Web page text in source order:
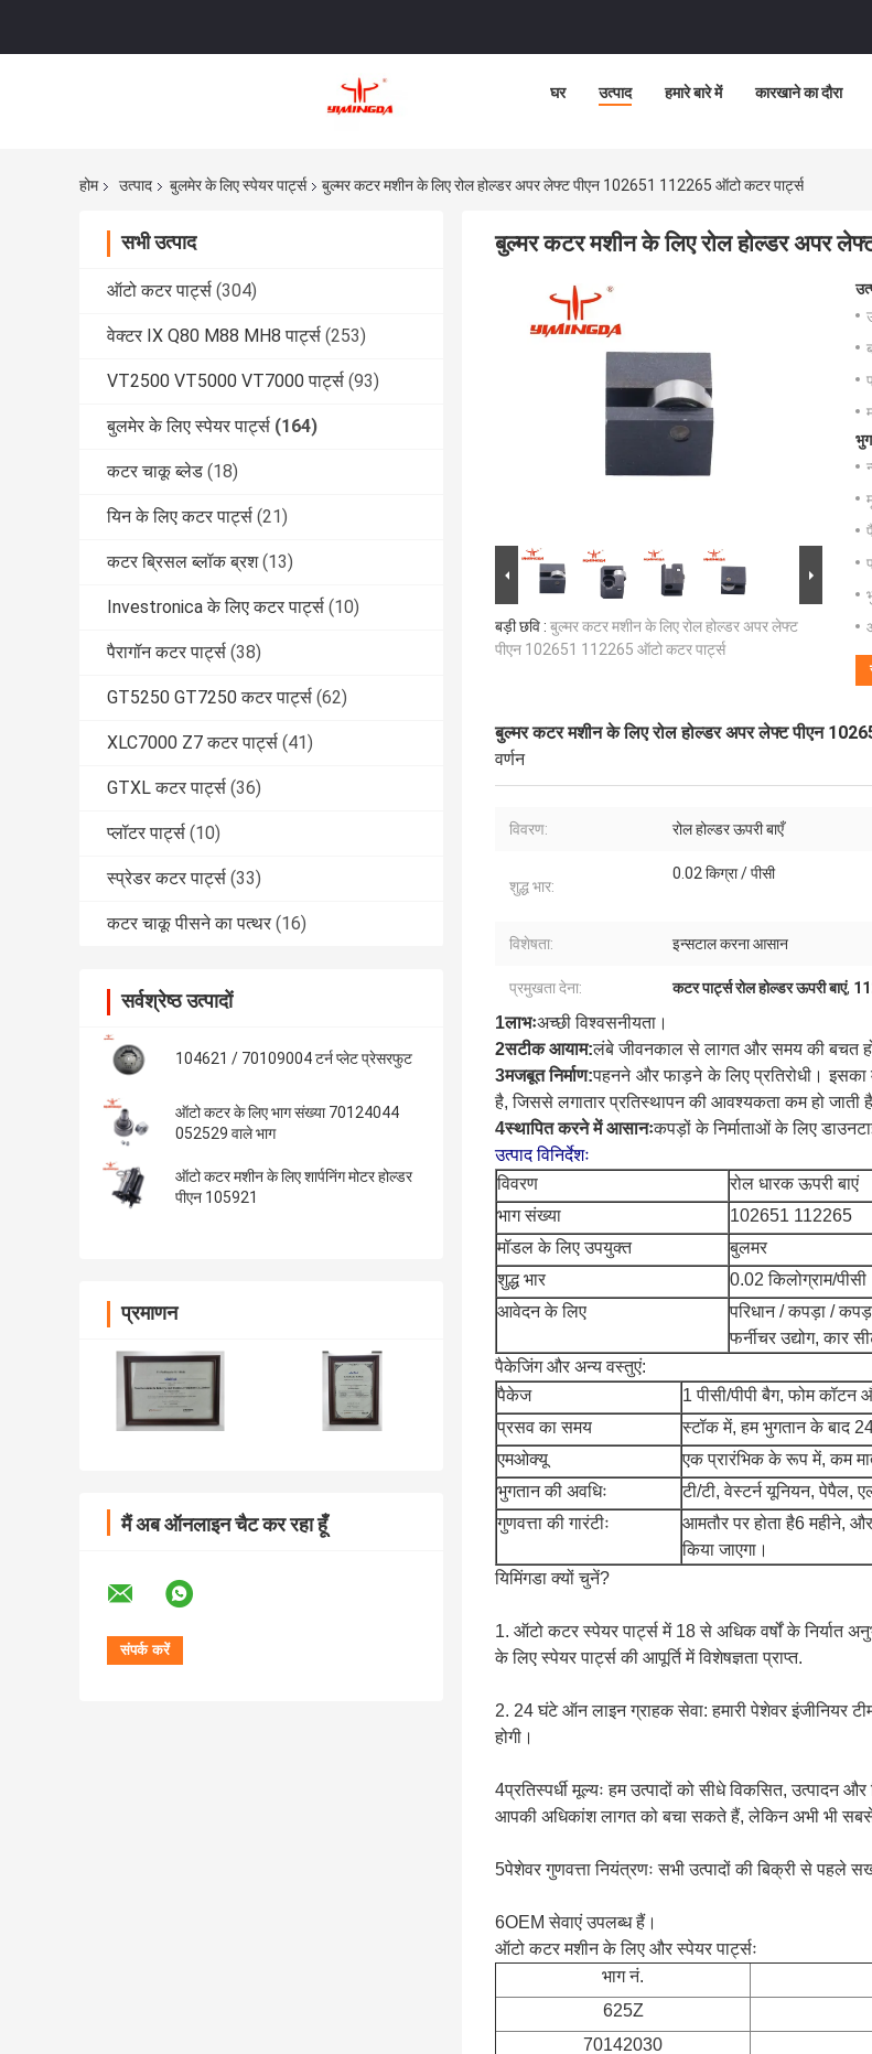
घर उत्पाद हमारे बारे में कारखाने का दौरा
होम उत्पाद बुलमेर के लिए स्पेयर पार्ट्स बुल्मर कटर मशीन के लिए रोल होल्डर अपर लेफ्ट पीएन 102651 112265 ऑटो कटर पार्ट्स
सभी उत्पाद
ऑटो कटर पार्ट्स (304)
वेक्टर IX Q80 M88 MH8 पार्ट्स (253)
VT2500 VT5000 VT7000 पार्ट्स (93)
बुलमेर के लिए स्पेयर पार्ट्स (164)
कटर चाकू ब्लेड (18)
यिन के लिए कटर पार्ट्स (21)
कटर ब्रिसल ब्लॉक ब्रश (13)
Investronica के लिए कटर पार्ट्स (10)
पैरागॉन कटर पार्ट्स (38)
GT5250 GT7250 कटर पार्ट्स (62)
XLC7000 Z7 कटर पार्ट्स (41)
GTXL कटर पार्ट्स (36)
प्लॉटर पार्ट्स (10)
स्प्रेडर कटर पार्ट्स (33)
कटर चाकू पीसने का पत्थर (16)
सर्वश्रेष्ठ उत्पादों
104621 / 70109004 टर्न प्लेट प्रेसरफुट
ऑटो कटर के लिए भाग संख्या 70124044
052529 वाले भाग
ऑटो कटर मशीन के लिए शार्पनिंग मोटर होल्डर
पीएन 105921
प्रमाणन
मैं अब ऑनलाइन चैट कर रहा हूँ
बुल्मर कटर मशीन के लिए रोल होल्डर अपर
बड़ी छवि : बुल्मर कटर मशीन के लिए रोल होल्डर अपर लेफ्ट
पीएन 102651 112265 ऑटो कटर पार्ट्स
बुल्मर कटर मशीन के लिए रोल होल्डर अपर लेफ्ट पीएन
वर्णन
विवरण: रोल होल्डर ऊपरी बाएँ
शुद्ध भार:
0.02 किग्रा / पीसी
विशेषता: इन्सटाल करना आसान
प्रमुखता देना: कटर पार्ट्स रोल होल्डर ऊपरी बाएं,
1लाभःअच्छी विश्वसनीयता।
2सटीक आयाम:लंबे जीवनकाल से लागत और समय की बचत
3मजबूत निर्माण:पहनने और फाड़ने के लिए प्रतिरोधी।
है, जिससे लगातार प्रतिस्थापन की आवश्यकता कम हो जाती
4स्थापित करने में आसानःकपड़ों के निर्माताओं के लिए
उत्पाद विनिर्देशः
विवरण
रोल धारक ऊपरी बाएं
भाग संख्या
102651 112265
मॉडल के लिए उपयुक्त
बुलमर
शुद्ध भार
0.02 किलोग्राम/पीसी
आवेदन के लिए
परिधान / कपड़ा /
फर्नीचर उद्योग, कार
पैकेजिंग और अन्य वस्तुएं:
पैकेज
1 पीसी/पीपी बैग, फोम कॉटन
प्रसव का समय
स्टॉक में, हम भुगतान के बाद
एमओक्यू
एक प्रारंभिक के रूप में, कम
भुगतान की अवधिः
टी/टी, वेस्टर्न यूनियन, पेपैल,
गुणवत्ता की गारंटीः
आमतौर पर होता है6 महीने, और
किया जाएगा।
यिमिंगडा क्यों चुनें?
1. ऑटो कटर स्पेयर पार्ट्स में 18 से अधिक वर्षों के निर्यात
के लिए स्पेयर पार्ट्स की आपूर्ति में विशेषज्ञता प्राप्त.
2. 24 घंटे ऑन लाइन ग्राहक सेवा: हमारी पेशेवर इंजीनियर
होगी।
4प्रतिस्पर्धी मूल्यः हम उत्पादों को सीधे विकसित,
आपकी अधिकांश लागत को बचा सकते हैं, लेकिन अभी भी सबसे
5पेशेवर गुणवत्ता नियंत्रणः सभी उत्पादों की बिक्री से पहले
6OEM सेवाएं उपलब्ध हैं।
ऑटो कटर मशीन के लिए और स्पेयर पार्ट्सः
भाग नं.
625Z
70142030